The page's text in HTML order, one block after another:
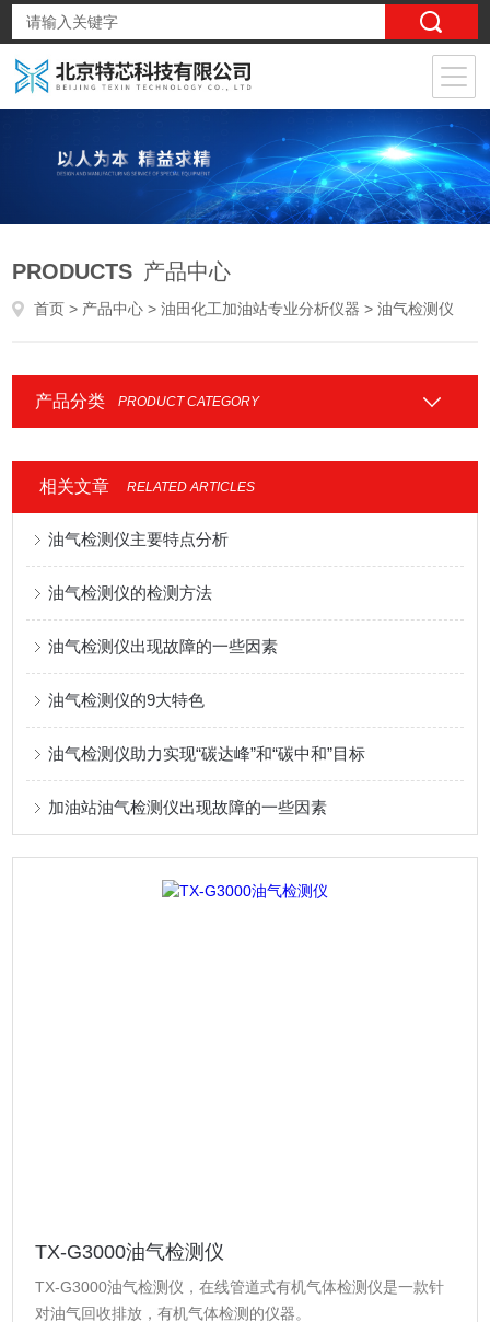
PRODUCTS 产品中心
首页 > 产品中心 >油田化工加油站专业分析仪器 > 油气检测仪
产品分类 PRODUCT CATEGORY
相关文章 RELATED ARTICLES
油气检测仪主要特点分析
油气检测仪的检测方法
油气检测仪出现故障的一些因素
油气检测仪的9大特色
油气检测仪助力实现“碳达峰”和“碳中和”目标
加油站油气检测仪出现故障的一些因素
TX-G3000油气检测仪
TX-G3000油气检测仪，在线管道式有机气体检测仪是一款针
对油气回收排放，有机气体检测的仪器。